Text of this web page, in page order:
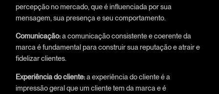
percepção no mercado, que é influenciada por sua
mensagem, sua presença e seu comportamento.
Comunicação:a comunicação consistente e coerente da
marca é fundamental para construir sua reputação e atrair e
fidelizar clientes.
Experiência do cliente:a experiência do cliente é a
impressão geral que um cliente tem da marca e é